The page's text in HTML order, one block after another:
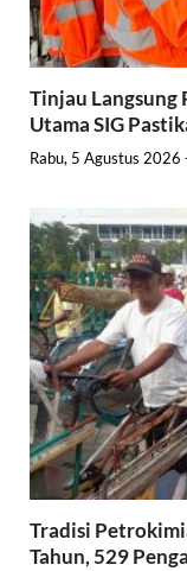
Tinjau Langsung
Utama SIG
Rabu, 5 Agustus 2026
Tradisi
Tahun, 529